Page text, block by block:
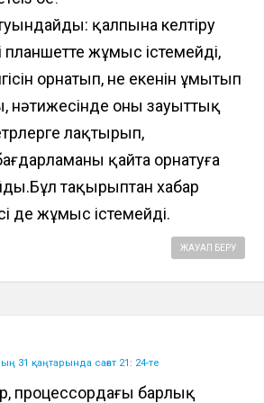
қалпына келтіру
планшетте жұмыс істемейді,
орнатып, не екенін ұмытып
нәтижесінде оны зауыттық
лақтырып,
қайта орнатуға
тақырыптан хабар
де жұмыс істемейді.
ЖАУАП БЕРУ
31 қаңтарында сағат 21: 24-те
процессордағы барлық